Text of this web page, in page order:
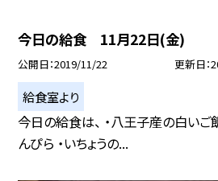
今日の給食 11月22日(金)
公開日 2019/11/22 更新日
給食室より
今日の給食は、 ・八王子産の白いご
んぴら ・いちょうの...